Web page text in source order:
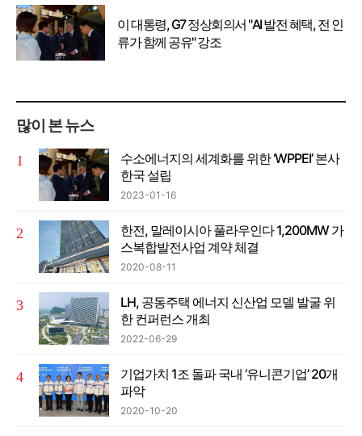
이 대통령, G7 정상회의서 "AI 발전 혜택, 전 인
류가 함께 공유" 강조
많이 본 뉴스
수소에너지의 세계화를 위한 ‘WPPEI’ 본사
한국 설립
2023-01-16
한전, 말레이시아 풀라우인다 1,200MW 가
스복합발전사업 계약 체결
2020-08-11
LH, 공동주택 에너지 신산업 모델 발굴 위
한 컨퍼런스 개최
2022-06-29
기업가치 1조 돌파 국내 ‘유니콘기업’ 20개
파악
2020-10-20